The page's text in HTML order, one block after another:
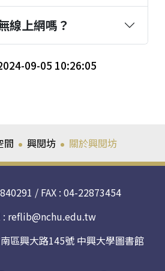
線上網嗎？
09-05 10:26:05
間 興閱坊 關於興閱坊
/ FAX : 04-22873454
: reflib@nchu.edu.tw
區興大路145號 中興大學圖書館